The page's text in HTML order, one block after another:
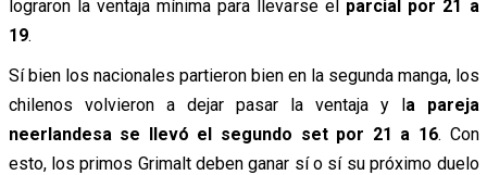
lograron la ventaja mínima para llevarse el parcial por 21 a
19.
Sí bien los nacionales partieron bien en la segunda manga, los
chilenos volvieron a dejar pasar la ventaja y la pareja
neerlandesa se llevó el segundo set por 21 a 16. Con
esto, los primos Grimalt deben ganar sí o sí su próximo duelo